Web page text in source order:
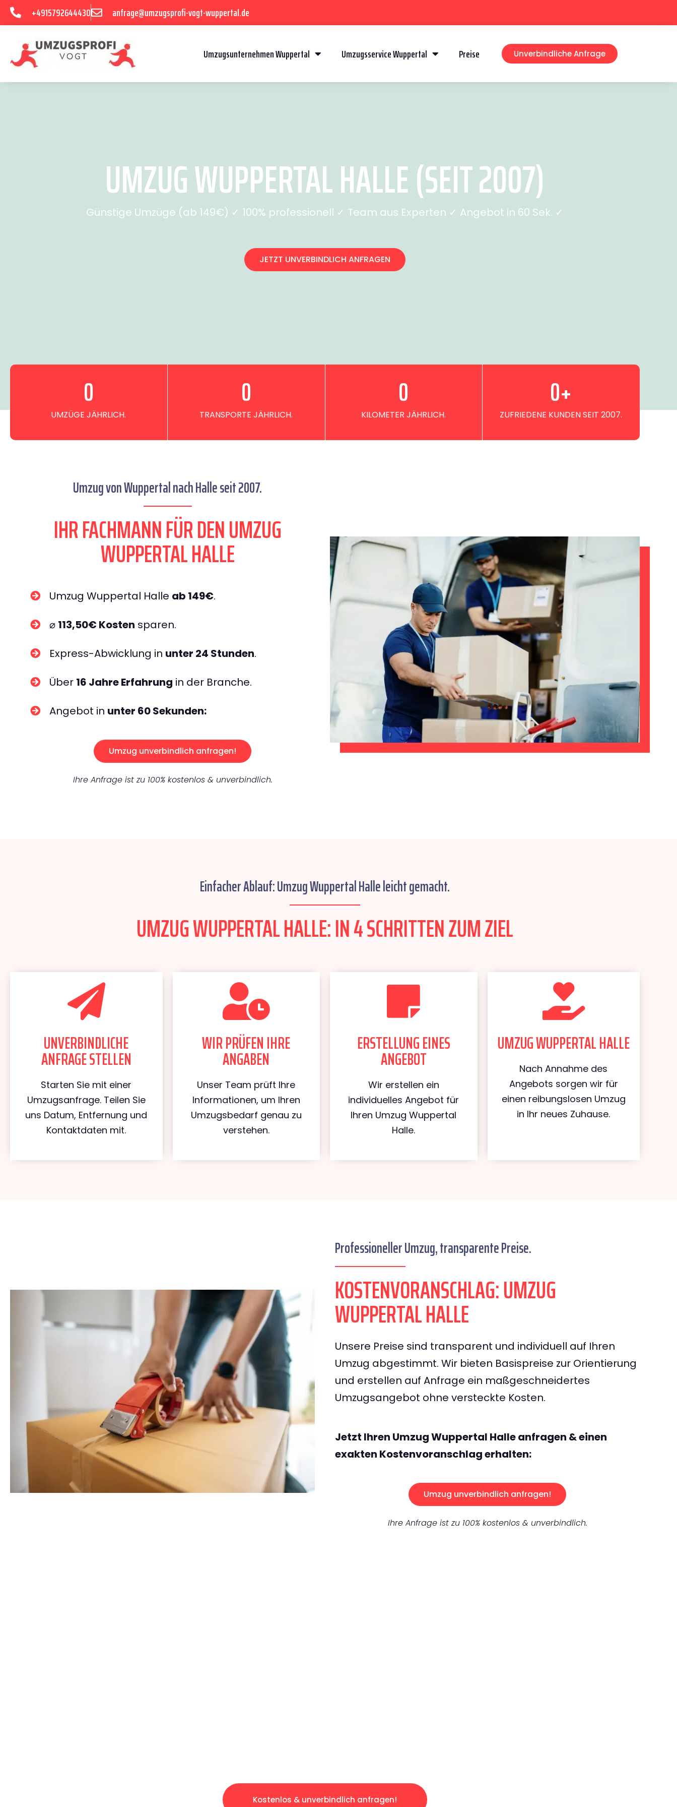
+4915792644430 anfrage@umzugsprofi-vogt-wuppertal.de
Umzugsunternehmen Wuppertal Umzugsservice Wuppertal Preise Unverbindliche Anfrage
UMZUG WUPPERTAL HALLE (SEIT 2007)
Günstige Umzüge (ab 149€) ✓ 100% professionell ✓ Team aus Experten ✓ Angebot in 60 Sek. ✓
JETZT UNVERBINDLICH ANFRAGEN
UMZÜGE JÄHRLICH.
0
TRANSPORTE JÄHRLICH.
0
KILOMETER JÄHRLICH.
0
ZUFRIEDENE KUNDEN SEIT 2007.
0+
Umzug von Wuppertal nach Halle seit 2007.
IHR FACHMANN FÜR DEN UMZUG
WUPPERTAL HALLE
Umzug Wuppertal Halle ab 149€.
⌀ 113,50€ Kosten sparen.
Express-Abwicklung in unter 24 Stunden.
Über 16 Jahre Erfahrung in der Branche.
Angebot in unter 60 Sekunden:
Umzug unverbindlich anfragen!
Ihre Anfrage ist zu 100% kostenlos & unverbindlich.
Einfacher Ablauf: Umzug Wuppertal Halle leicht gemacht.
UMZUG WUPPERTAL HALLE: IN 4 SCHRITTEN ZUM ZIEL
UNVERBINDLICHE
ANFRAGE STELLEN
Starten Sie mit einer
Umzugsanfrage. Teilen Sie
uns Datum, Entfernung und
Kontaktdaten mit.
WIR PRÜFEN IHRE
ANGABEN
Unser Team prüft Ihre
Informationen, um Ihren
Umzugsbedarf genau zu
verstehen.
ERSTELLUNG EINES
ANGEBOT
Wir erstellen ein
individuelles Angebot für
Ihren Umzug Wuppertal
Halle.
UMZUG WUPPERTAL HALLE
Nach Annahme des
Angebots sorgen wir für
einen reibungslosen Umzug
in Ihr neues Zuhause.
Professioneller Umzug, transparente Preise.
KOSTENVORANSCHLAG: UMZUG
WUPPERTAL HALLE
Unsere Preise sind transparent und individuell auf Ihren
Umzug abgestimmt. Wir bieten Basispreise zur Orientierung
und erstellen auf Anfrage ein maßgeschneidertes
Umzugsangebot ohne versteckte Kosten.
Jetzt Ihren Umzug Wuppertal Halle anfragen & einen
exakten Kostenvoranschlag erhalten:
Umzug unverbindlich anfragen!
Ihre Anfrage ist zu 100% kostenlos & unverbindlich.
Kostenlos & unverbindlich anfragen!